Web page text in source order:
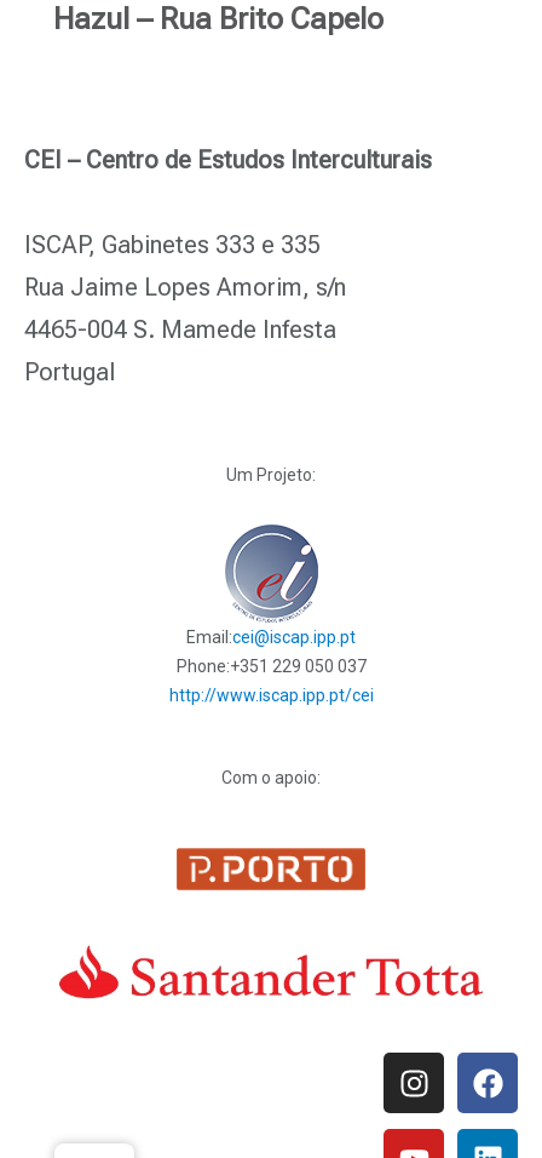
Hazul – Rua Brito Capelo
CEI – Centro de Estudos Interculturais
ISCAP, Gabinetes 333 e 335
Rua Jaime Lopes Amorim, s/n
4465-004 S. Mamede Infesta
Portugal
Um Projeto:
Email:cei@iscap.ipp.pt
Phone:+351 229 050 037
http://www.iscap.ipp.pt/cei
Com o apoio: